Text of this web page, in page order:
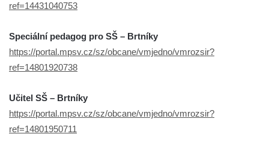
ref=14431040753
Speciální pedagog pro SŠ – Brtníky
https://portal.mpsv.cz/sz/obcane/vmjedno/vmrozsir?
ref=14801920738
Učitel SŠ – Brtníky
https://portal.mpsv.cz/sz/obcane/vmjedno/vmrozsir?
ref=14801950711